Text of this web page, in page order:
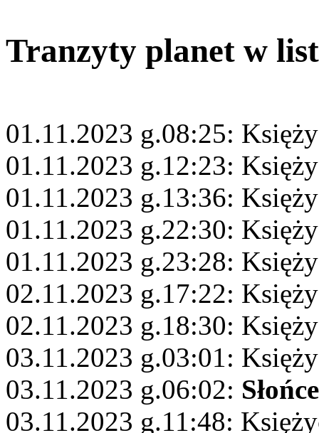
Tranzyty planet w
01.11.2023 g.08:25:
01.11.2023 g.12:23:
01.11.2023 g.13:36:
01.11.2023 g.22:30:
01.11.2023 g.23:28:
02.11.2023 g.17:22:
02.11.2023 g.18:30:
03.11.2023 g.03:01:
03.11.2023 g.06:02: Słońce
03.11.2023 g.11:48: